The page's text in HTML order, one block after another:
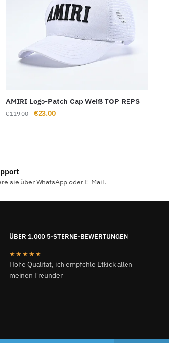
AMIRI Logo-Patch Cap Weiß TOP REPS
€119.00
Ursprünglicher
€23.00Aktueller
sie über WhatsApp oder E-Mail.
ÜBER 1.000 5-STERNE-BEWERTUNGEN
★★★★★
Hohe Qualität, ich empfehle Etkick allen
meinen Freunden